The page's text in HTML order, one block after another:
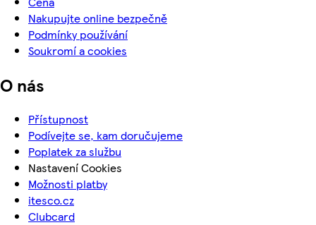
Nakupujte online bezpečně
Podmínky používání
Soukromí a cookies
O nás
Přístupnost
Podívejte se, kam doručujeme
Poplatek za službu
Nastavení Cookies
Možnosti platby
itesco.cz
Clubcard